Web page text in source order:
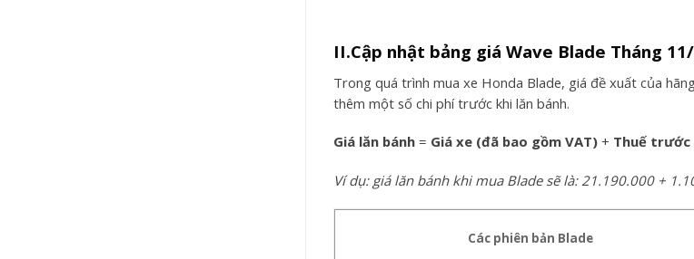
II.Cập nhật bảng giá Wave Blade Tháng
Trong quá trình mua xe Honda Blade, giá đề xuất của
thêm một số chi phí trước khi lăn bánh.
Giá lăn bánh = Giá xe (đã bao gồm VAT) + Thuế trước
Ví dụ: giá lăn bánh khi mua Blade sẽ là: 21.190.000 +
Các phiên bản Blade